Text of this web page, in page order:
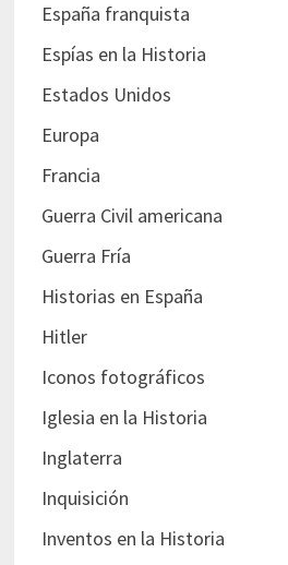
España franquista
Espías en la Historia
Estados Unidos
Europa
Francia
Guerra Civil americana
Guerra Fría
Historias en España
Hitler
Iconos fotográficos
Iglesia en la Historia
Inglaterra
Inquisición
Inventos en la Historia